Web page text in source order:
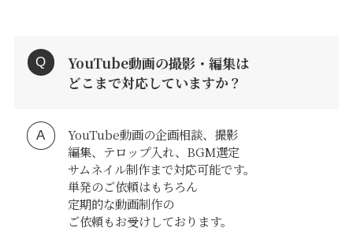
YouTube動画の撮影・編集は
どこまで対応していますか？
YouTube動画の企画相談、撮影
編集、テロップ入れ、BGM選定
サムネイル制作まで対応可能です。
単発のご依頼はもちろん
定期的な動画制作の
ご依頼もお受けしております。